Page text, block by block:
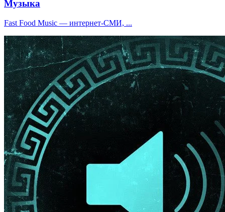
Музыка
Fast Food Music — интернет-СМИ, ...